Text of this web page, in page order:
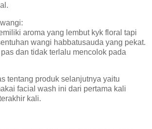
aroma yang lembut kyk floral tapi
wangi habbatusauda yang pekat.
dan tidak terlalu mencolok pada
tentang produk selanjutnya yaitu
facial wash ini dari pertama kali
kali.